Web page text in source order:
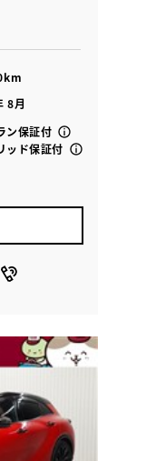
8月
ン保証付
ッド保証付